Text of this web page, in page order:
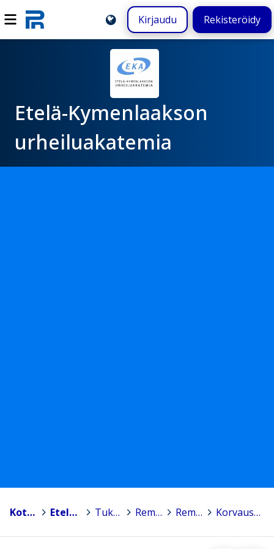
Kirjaudu Rekisteröidy
Etelä-Kymenlaakson
urheiluakatemia
Kotka Etelä-Kymenlaakson urheiluakatemia Tukipalvelut Remonttiryhmä Remonttiryhmä Korvaushakemus.pdf